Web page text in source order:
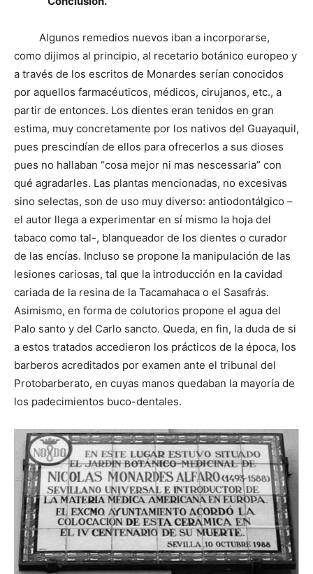
Algunos remedios nuevos iban a incorporarse,
como dijimos al principio, al recetario botánico europeo y
a través de los escritos de Monardes serían conocidos
por aquellos farmacéuticos, médicos, cirujanos, etc., a
partir de entonces. Los dientes eran tenidos en gran
estima, muy concretamente por los nativos del Guayaquil,
pues prescindían de ellos para ofrecerlos a sus dioses
pues no hallaban “cosa mejor ni mas nescessaria” con
qué agradarles. Las plantas mencionadas, no excesivas
sino selectas, son de uso muy diverso: antiodontálgico –
el autor llega a experimentar en sí mismo la hoja del
tabaco como tal-, blanqueador de los dientes o curador
de las encías. Incluso se propone la manipulación de las
lesiones cariosas, tal que la introducción en la cavidad
cariada de la resina de la Tacamahaca o el Sasafrás.
Asimismo, en forma de colutorios propone el agua del
Palo santo y del Carlo sancto. Queda, en fin, la duda de si
a estos tratados accedieron los prácticos de la época, los
barberos acreditados por examen ante el tribunal del
Protobarberato, en cuyas manos quedaban la mayoría de
los padecimientos buco-dentales.